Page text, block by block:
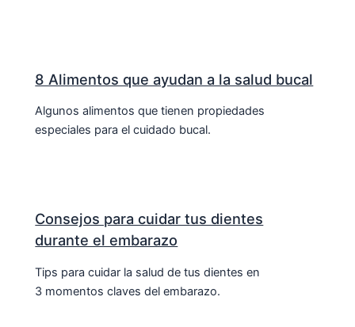
8 Alimentos que ayudan a la salud bucal
Algunos alimentos que tienen propiedades
especiales para el cuidado bucal.
Consejos para cuidar tus dientes
durante el embarazo
Tips para cuidar la salud de tus dientes en
3 momentos claves del embarazo.